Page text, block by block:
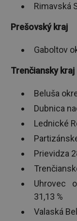
Rimavská
Prešovský kraj
Gaboltov
Trenčiansky kraj
Beluša
Dubnica
Lednické
Prievidza
Uhrovec
31,13 %
Valaská